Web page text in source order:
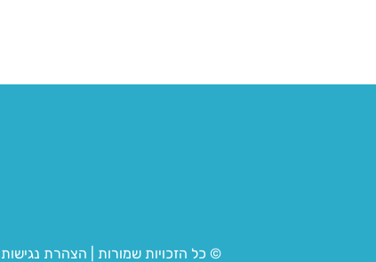
© כל הזכויות שמורות הצהרת נגישות